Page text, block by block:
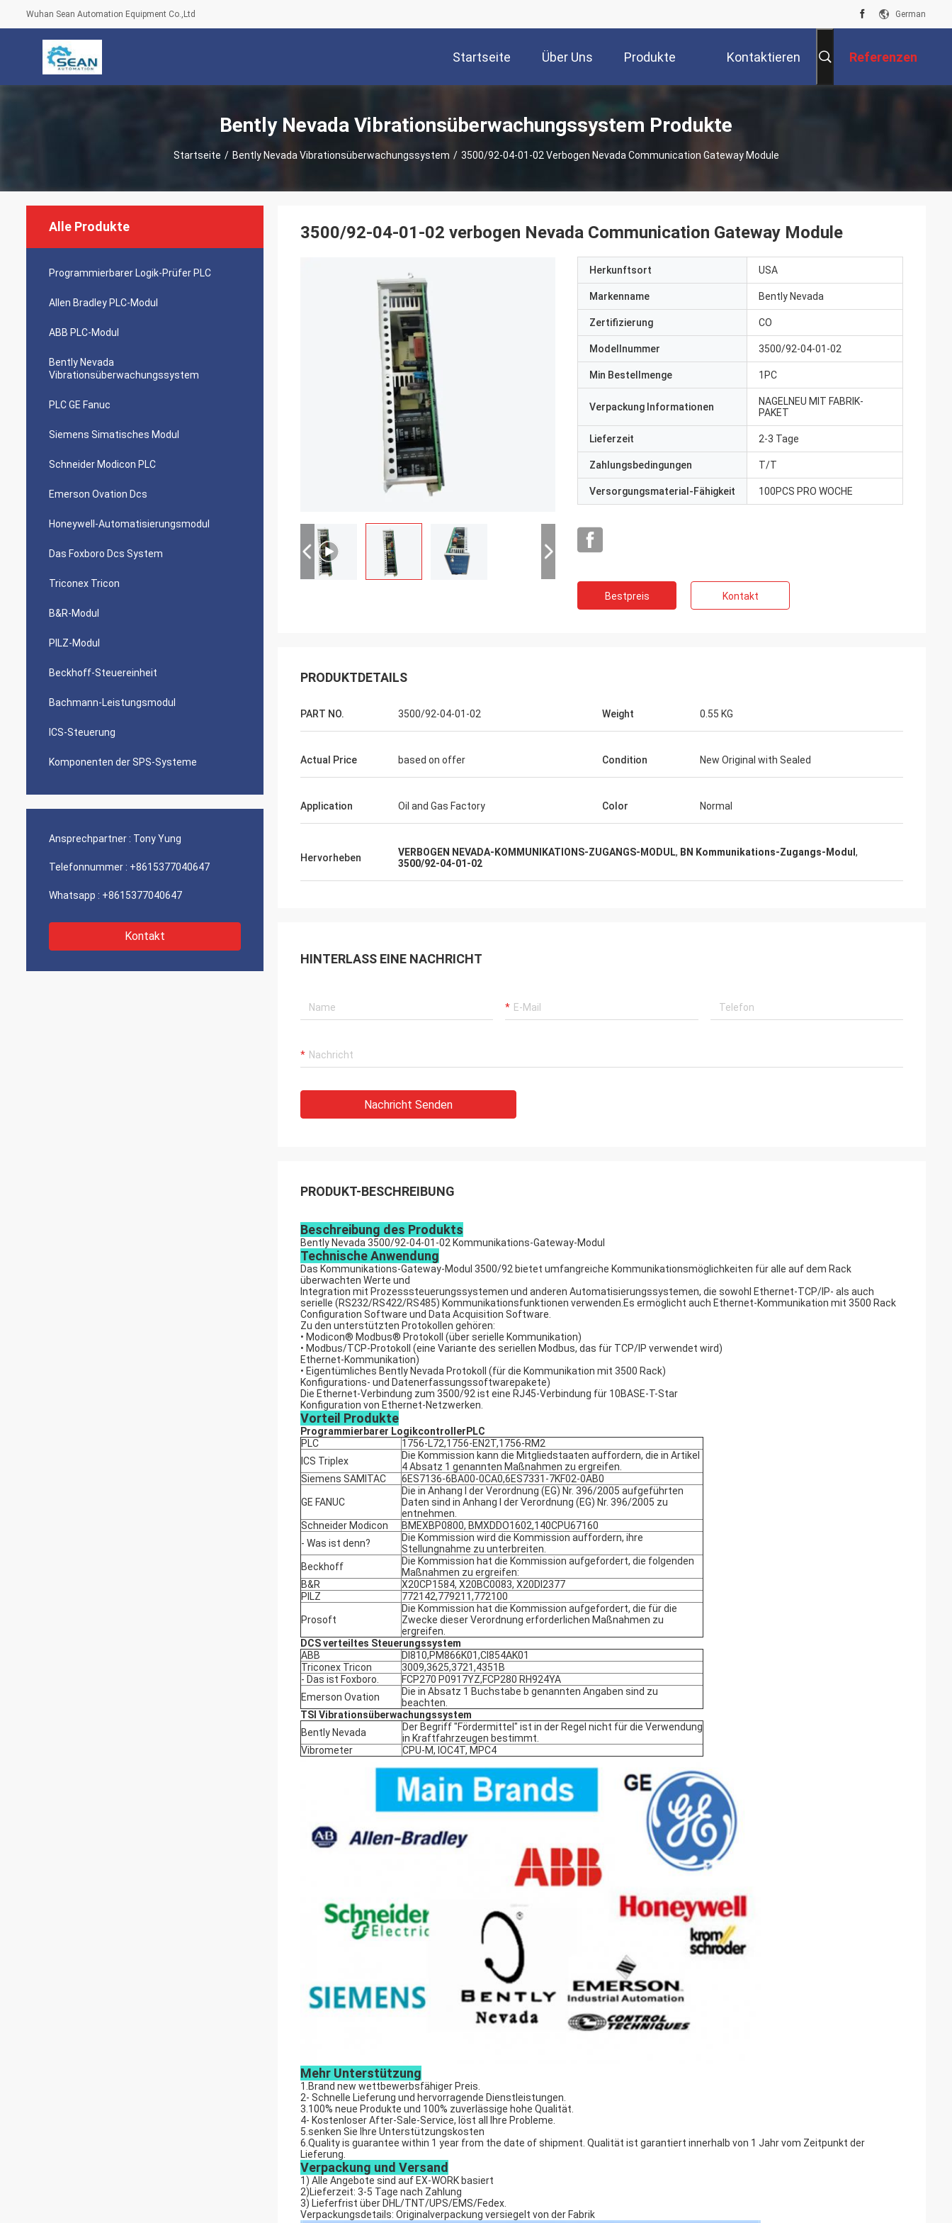
Wuhan Sean Automation Equipment Co.,Ltd German
Startseite Über Uns Produkte Kontaktieren Referenzen
Bently Nevada Vibrationsüberwachungssystem Produkte
Startseite / Bently Nevada Vibrationsüberwachungssystem / 3500/92-04-01-02 Verbogen Nevada Communication Gateway Module
Alle Produkte
Programmierbarer Logik-Prüfer PLC
Allen Bradley PLC-Modul
ABB PLC-Modul
Bently Nevada
Vibrationsüberwachungssystem
PLC GE Fanuc
Siemens Simatisches Modul
Schneider Modicon PLC
Emerson Ovation Dcs
Honeywell-Automatisierungsmodul
Das Foxboro Dcs System
Triconex Tricon
B&R-Modul
PILZ-Modul
Beckhoff-Steuereinheit
Bachmann-Leistungsmodul
ICS-Steuerung
Komponenten der SPS-Systeme
Ansprechpartner : Tony Yung
Telefonnummer : +8615377040647
Whatsapp : +8615377040647
Kontakt
3500/92-04-01-02 verbogen Nevada Communication Gateway Module
Herkunftsort USA
Markenname Bently Nevada
Zertifizierung CO
Modellnummer 3500/92-04-01-02
Min Bestellmenge 1PC
Verpackung Informationen
NAGELNEU MIT FABRIK-
PAKET
Lieferzeit 2-3 Tage
Zahlungsbedingungen T/T
Versorgungsmaterial-Fähigkeit 100PCS PRO WOCHE
Bestpreis Kontakt
PRODUKTDETAILS
PART NO. 3500/92-04-01-02 Weight 0.55 KG
Actual Price based on offer Condition New Original with Sealed
Application Oil and Gas Factory Color Normal
Hervorheben VERBOGEN NEVADA-KOMMUNIKATIONS-ZUGANGS-MODUL, BN Kommunikations-Zugangs-Modul ,
3500/92-04-01-02
HINTERLASS EINE NACHRICHT
Nachricht Senden
PRODUKT-BESCHREIBUNG
Beschreibung des Produkts
Bently Nevada 3500/92-04-01-02 Kommunikations-Gateway-Modul
Technische Anwendung
Das Kommunikations-Gateway-Modul 3500/92 bietet umfangreiche Kommunikationsmöglichkeiten für alle auf dem Rack
überwachten Werte und
Integration mit Prozesssteuerungssystemen und anderen Automatisierungssystemen, die sowohl Ethernet-TCP/IP- als auch
serielle (RS232/RS422/RS485) Kommunikationsfunktionen verwenden.Es ermöglicht auch Ethernet-Kommunikation mit 3500 Rack
Configuration Software und Data Acquisition Software.
Zu den unterstützten Protokollen gehören:
• Modicon® Modbus® Protokoll (über serielle Kommunikation)
• Modbus/TCP-Protokoll (eine Variante des seriellen Modbus, das für TCP/IP verwendet wird)
Ethernet-Kommunikation)
• Eigentümliches Bently Nevada Protokoll (für die Kommunikation mit 3500 Rack)
Konfigurations- und Datenerfassungssoftwarepakete)
Die Ethernet-Verbindung zum 3500/92 ist eine RJ45-Verbindung für 10BASE-T-Star
Konfiguration von Ethernet-Netzwerken.
Vorteil Produkte
Programmierbarer Logikcontroller PLC
PLC
1756-L72,1756-EN2T,1756-RM2
ICS Triplex
Die Kommission kann die Mitgliedstaaten auffordern, die in Artikel
4 Absatz 1 genannten Maßnahmen zu ergreifen.
Siemens SAMITAC
6ES7136-6BA00-0CA0,6ES7331-7KF02-0AB0
GE FANUC
Die in Anhang I der Verordnung (EG) Nr. 396/2005 aufgeführten
Daten sind in Anhang I der Verordnung (EG) Nr. 396/2005 zu
entnehmen.
Schneider Modicon
BMEXBP0800, BMXDDO1602,140CPU67160
- Was ist denn?
Die Kommission wird die Kommission auffordern, ihre
Stellungnahme zu unterbreiten.
Beckhoff
Die Kommission hat die Kommission aufgefordert, die folgenden
Maßnahmen zu ergreifen:
B&R
X20CP1584, X20BC0083, X20DI2377
PILZ
772142,779211,772100
Prosoft
Die Kommission hat die Kommission aufgefordert, die für die
Zwecke dieser Verordnung erforderlichen Maßnahmen zu
ergreifen.
DCS verteiltes Steuerungssystem
ABB
DI810,PM866K01,CI854AK01
Triconex Tricon
3009,3625,3721,4351B
- Das ist Foxboro.
FCP270 P0917YZ,FCP280 RH924YA
Emerson Ovation
Die in Absatz 1 Buchstabe b genannten Angaben sind zu
beachten.
TSI Vibrationsüberwachungssystem
Bently Nevada
Der Begriff "Fördermittel" ist in der Regel nicht für die Verwendung
in Kraftfahrzeugen bestimmt.
Vibrometer
CPU-M, IOC4T, MPC4
Mehr Unterstützung
1.Brand new wettbewerbsfähiger Preis.
2- Schnelle Lieferung und hervorragende Dienstleistungen.
3.100% neue Produkte und 100% zuverlässige hohe Qualität.
4- Kostenloser After-Sale-Service, löst all Ihre Probleme.
5.senken Sie Ihre Unterstützungskosten
6.Quality is guarantee within 1 year from the date of shipment. Qualität ist garantiert innerhalb von 1 Jahr vom Zeitpunkt der
Lieferung.
Verpackung und Versand
1) Alle Angebote sind auf EX-WORK basiert
2)Lieferzeit: 3-5 Tage nach Zahlung
3) Lieferfrist über DHL/TNT/UPS/EMS/Fedex.
Verpackungsdetails: Originalverpackung versiegelt von der Fabrik